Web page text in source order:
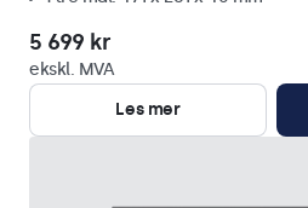
5 699 kr
ekskl. MVA
Les mer